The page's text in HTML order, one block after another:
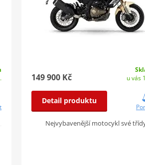
149 900 Kč
u vás
Detail produktu
Nejvybavenější motocykl své